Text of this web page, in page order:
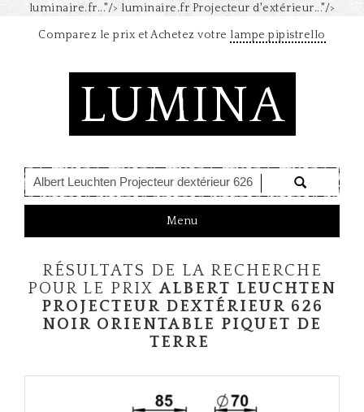
luminaire.fr..."/> luminaire.fr Projecteur d'extérieur..."/>
Comparez le prix et Achetez votre lampe pipistrello
LUMINA
T
o
g
l
e
n
a
v
a
Menu
RÉSULTATS DE LA RECHERCHE
POUR LE PRIXALBERT LEUCHTEN
PROJECTEUR DEXTÉRIEUR 626
NOIR ORIENTABLE PIQUET DE
TERRE